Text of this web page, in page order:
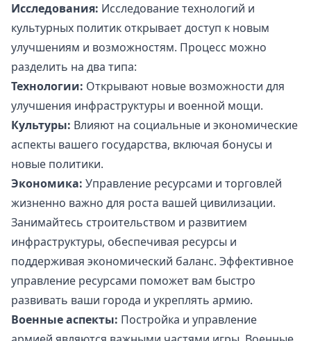
Исследования: Исследование технологий и
культурных политик открывает доступ к новым
улучшениям и возможностям. Процесс можно
разделить на два типа:
Технологии: Открывают новые возможности для
улучшения инфраструктуры и военной мощи.
Культуры: Влияют на социальные и экономические
аспекты вашего государства, включая бонусы и
новые политики.
Экономика: Управление ресурсами и торговлей
жизненно важно для роста вашей цивилизации.
Занимайтесь строительством и развитием
инфраструктуры, обеспечивая ресурсы и
поддерживая экономический баланс. Эффективное
управление ресурсами поможет вам быстро
развивать ваши города и укреплять армию.
Военные аспекты: Постройка и управление